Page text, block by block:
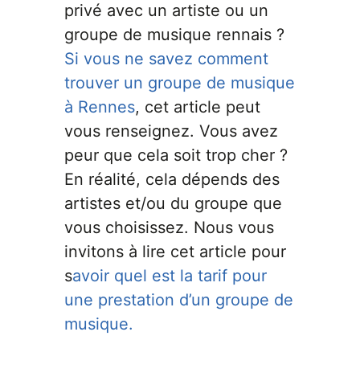
privé avec un artiste ou un
groupe de musique rennais ?
Si vous ne savez comment
trouver un groupe de musique
à Rennes, cet article peut
vous renseignez. Vous avez
peur que cela soit trop cher ?
En réalité, cela dépends des
artistes et/ou du groupe que
vous choisissez. Nous vous
invitons à lire cet article pour
savoir quel est la tarif pour
une prestation d’un groupe de
musique.